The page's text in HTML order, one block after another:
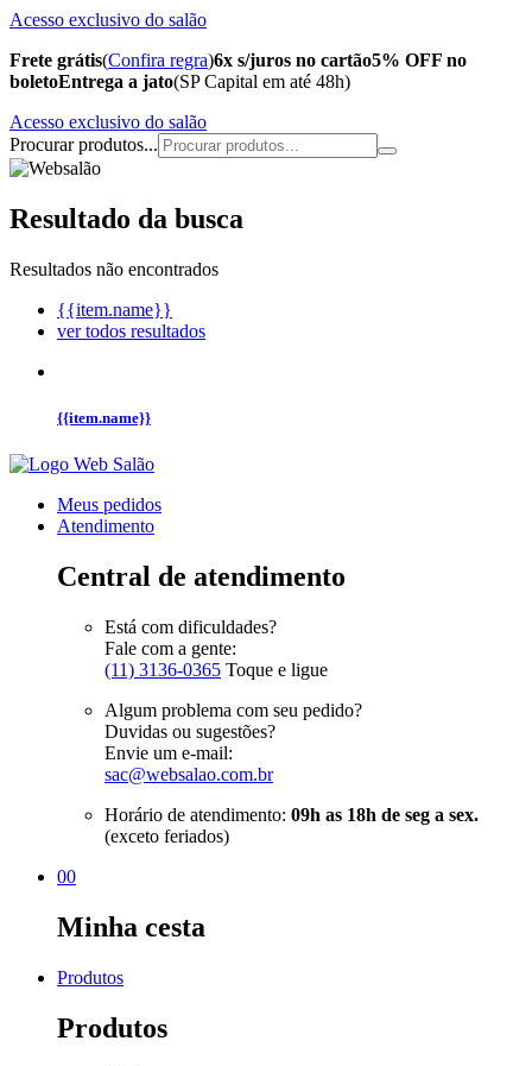
Acesso exclusivo do salão
Frete grátis(Confira regra)6x s/juros no cartão5% OFF no
boletoEntrega a jato(SP Capital em até 48h)
Acesso exclusivo do salão
Procurar produtos...
Resultado da busca
Resultados não encontrados
{{item.name}}
ver todos resultados
{{item.name}}
Meus pedidos
Atendimento
Central de atendimento
Está com dificuldades?
Fale com a gente:
(11) 3136-0365 Toque e ligue
Algum problema com seu pedido?
Duvidas ou sugestões?
Envie um e-mail:
sac@websalao.com.br
Horário de atendimento: 09h as 18h de seg a sex.
(exceto feriados)
00
Minha cesta
Produtos
Produtos